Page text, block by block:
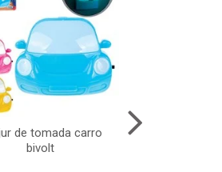
de tomada carro
bivolt